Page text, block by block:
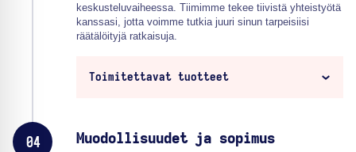
keskusteluvaiheessa. Tiimimme tekee tiivistä yhteistyötä
kanssasi, jotta voimme tutkia juuri sinun tarpeisiisi
räätälöityjä ratkaisuja.
Toimitettavat tuotteet
04 Muodollisuudet ja sopimus